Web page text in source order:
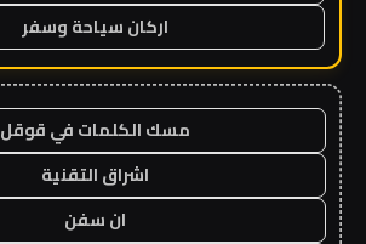
اركان سياحة وسفر
مسك الكلمات في قوقل
اشراق التقنية
ان سفن